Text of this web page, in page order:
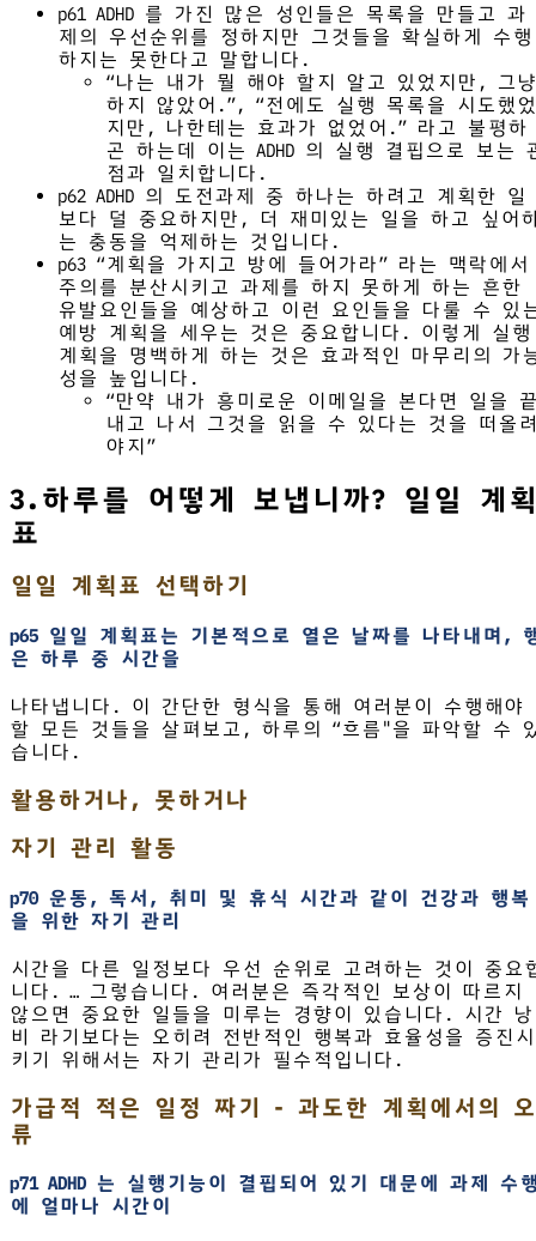
p61 ADHD 를 가진 많은 성인들은 목록을 만들고 과
제의 우선순위를 정하지만 그것들을 확실하게 수행
하지는 못한다고 말합니다.
“나는 내가 뭘 해야 할지 알고 있었지만, 그냥
하지 않았어.”, “전에도 실행 목록을 시도했었
지만, 나한테는 효과가 없었어.” 라고 불평하
곤 하는데 이는 ADHD 의 실행 결핍으로 보는
점과 일치합니다.
p62 ADHD 의 도전과제 중 하나는 하려고 계획한 일
보다 덜 중요하지만, 더 재미있는 일을 하고 싶어
는 충동을 억제하는 것입니다.
p63 “계획을 가지고 방에 들어가라” 라는 맥락에서
주의를 분산시키고 과제를 하지 못하게 하는 흔한
유발요인들을 예상하고 이런 요인들을 다룰 수 있
예방 계획을 세우는 것은 중요합니다. 이렇게 실행
계획을 명백하게 하는 것은 효과적인 마무리의 가
성을 높입니다.
“만약 내가 흥미로운 이메일을 본다면 일을
내고 나서 그것을 읽을 수 있다는 것을 떠올
야지”
3.하루를 어떻게 보냅니까? 일일 계획
표
일일 계획표 선택하기
p65 일일 계획표는 기본적으로 열은 날짜를 나타내며,
은 하루 중 시간을
나타냅니다. 이 간단한 형식을 통해 여러분이 수행해야
할 모든 것들을 살펴보고, 하루의 “흐름"을 파악할 수
습니다.
활용하거나, 못하거나
자기 관리 활동
p70 운동, 독서, 취미 및 휴식 시간과 같이 건강과 행복
을 위한 자기 관리
시간을 다른 일정보다 우선 순위로 고려하는 것이 중요
니다. … 그렇습니다. 여러분은 즉각적인 보상이 따르지
않으면 중요한 일들을 미루는 경향이 있습니다. 시간 낭
비 라기보다는 오히려 전반적인 행복과 효율성을 증진시
키기 위해서는 자기 관리가 필수적입니다.
가급적 적은 일정 짜기 - 과도한 계획에서의 오
류
p71 ADHD 는 실행기능이 결핍되어 있기 대문에 과제 수
에 얼마나 시간이